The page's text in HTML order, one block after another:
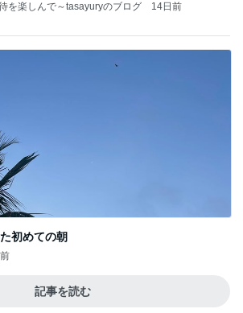
を楽しんで～tasayuryのブログ 14日前
初めての朝
記事を読む